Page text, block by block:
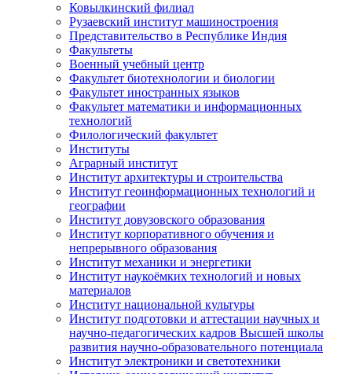
Ковылкинский филиал
Рузаевский институт машиностроения
Представительство в Республике Индия
Факультеты
Военный учебный центр
Факультет биотехнологии и биологии
Факультет иностранных языков
Факультет математики и информационных
технологий
Филологический факультет
Институты
Аграрный институт
Институт архитектуры и строительства
Институт геоинформационных технологий и
географии
Институт довузовского образования
Институт корпоративного обучения и
непрерывного образования
Институт механики и энергетики
Институт наукоёмких технологий и новых
материалов
Институт национальной культуры
Институт подготовки и аттестации научных и
научно-педагогических кадров Высшей школы
развития научно-образовательного потенциала
Институт электроники и светотехники